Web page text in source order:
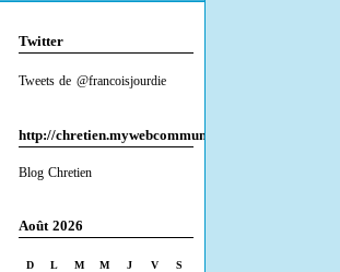
Twitter
Tweets de @francoisjourdie
http://chretien.mywebcommunity.org/
Blog Chretien
Août 2026
D L M M J V
S